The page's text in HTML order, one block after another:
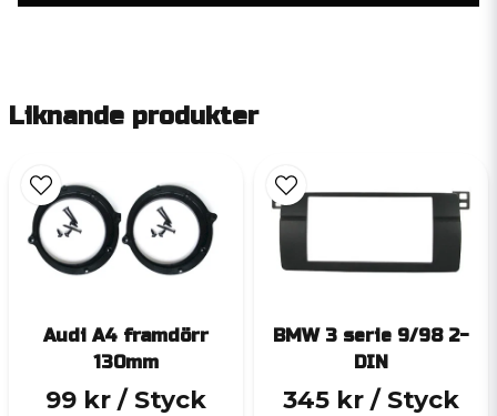
Liknande produkter
Audi A4 framdörr
130mm
99 kr / Styck
BMW 3 serie 9/98 2-
DIN
345 kr / Styck